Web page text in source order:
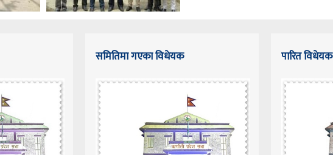
समितिमा गएका विधेयक पारित विधेयक